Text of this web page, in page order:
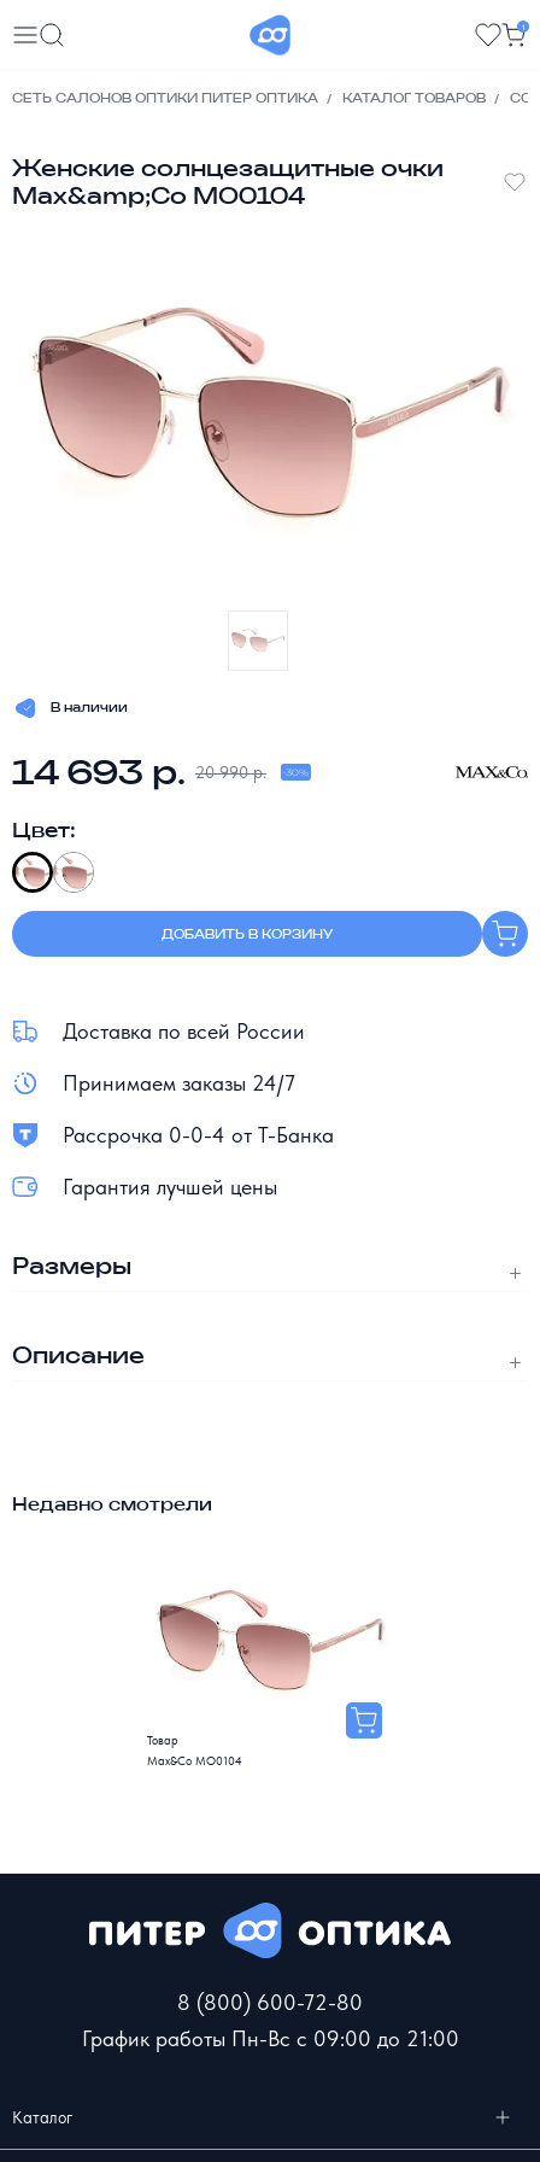
1
СЕТЬ САЛОНОВ ОПТИКИ ПИТЕР ОПТИКА КАТАЛОГ ТОВАРОВ
Женские солнцезащитные очки
Max&amp;Co MO0104
В наличии
14 693 р. 20 990 р. -30%
Цвет:
ДОБАВИТЬ В КОРЗИНУ
Доставка по всей России
Принимаем заказы 24/7
Рассрочка 0-0-4 от Т-Банка
Гарантия лучшей цены
Размеры
Описание
Недавно смотрели
Товар
Max&Co MO0104
8 (800) 600-72-80
График работы Пн-Вс с 09:00 до 21:00
Каталог